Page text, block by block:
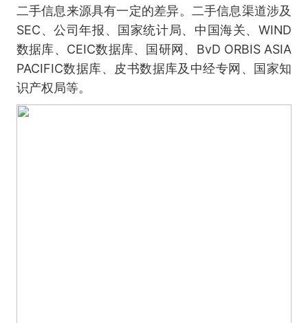
二手信息来源具有一定的差异。二手信息渠道涉及
SEC、公司年报、国家统计局、中国海关、WIND
数据库、CEIC数据库、国研网、BvD ORBIS ASIA
PACIFIC数据库、皮书数据库及中经专网、国家知
识产权局等。